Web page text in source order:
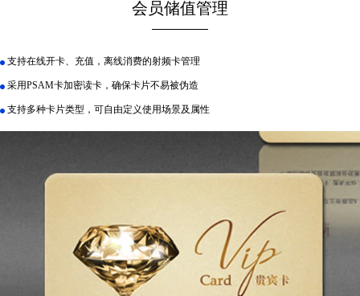
会员储值管理
支持在线开卡、充值，离线消费的射频卡管理
采用PSAM卡加密读卡，确保卡片不易被伪造
支持多种卡片类型，可自由定义使用场景及属性